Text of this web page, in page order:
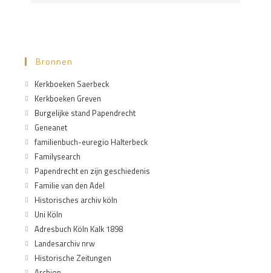
Bronnen
Kerkboeken Saerbeck
Kerkboeken Greven
Burgelijke stand Papendrecht
Geneanet
familienbuch-euregio Halterbeck
Familysearch
Papendrecht en zijn geschiedenis
Familie van den Adel
Historisches archiv köln
Uni Köln
Adresbuch Köln Kalk 1898
Landesarchiv nrw
Historische Zeitungen